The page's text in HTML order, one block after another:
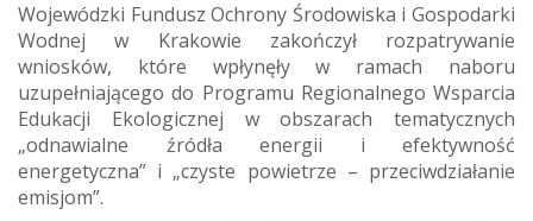
Wojewódzki Fundusz Ochrony Środowiska i Gospodarki
Wodnej w Krakowie zakończył rozpatrywanie
wniosków, które wpłynęły w ramach naboru
uzupełniającego do Programu Regionalnego Wsparcia
Edukacji Ekologicznej w obszarach tematycznych
„odnawialne źródła energii i efektywność
energetyczna” i „czyste powietrze – przeciwdziałanie
emisjom”.